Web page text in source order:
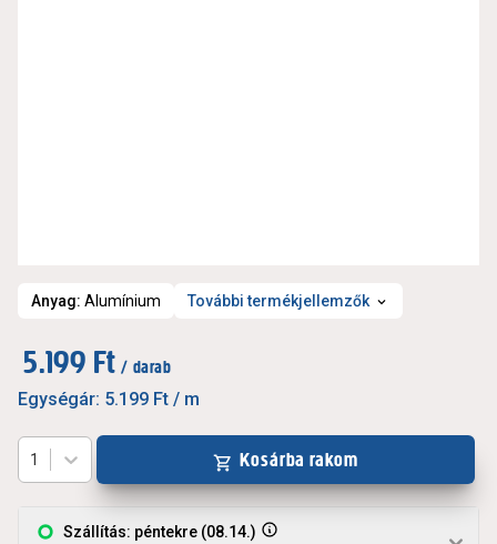
Anyag: Alumínium További termékjellemzők
5.199 Ft / darab
Egységár: 5.199 Ft / m
Szállítás: péntekre (08.14.)
1 Kosárba rakom